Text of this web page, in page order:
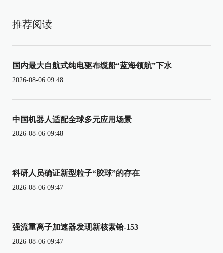
推荐阅读
国内最大自航式纯电驱布缆船“蓝海领航”下水
2026-08-06 09:48
中国机器人适配全球多元应用场景
2026-08-06 09:48
科研人员确证新型粒子“胶球”的存在
2026-08-06 09:47
强流重离子加速器发现新核素铪-153
2026-08-06 09:47